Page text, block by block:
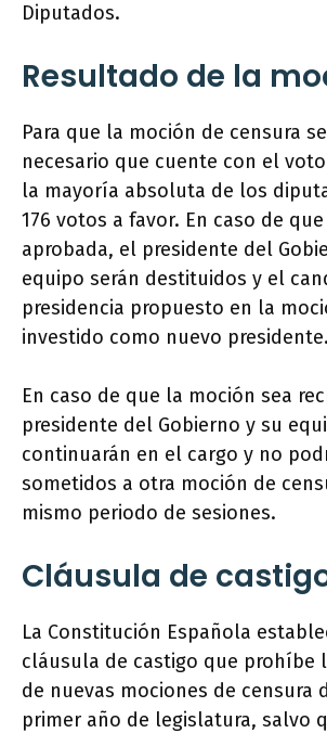
Diputados.
Resultado de la
Para que la moción de censura
necesario que cuente con el
la mayoría absoluta de los
176 votos a favor. En caso de
aprobada, el presidente del
equipo serán destituidos y el
presidencia propuesto en la
investido como nuevo presidente.
En caso de que la moción sea
presidente del Gobierno y su
continuarán en el cargo y no
sometidos a otra moción de
mismo periodo de sesiones.
Cláusula de
La Constitución Española
cláusula de castigo que prohíbe
de nuevas mociones de censura
primer año de legislatura, salvo